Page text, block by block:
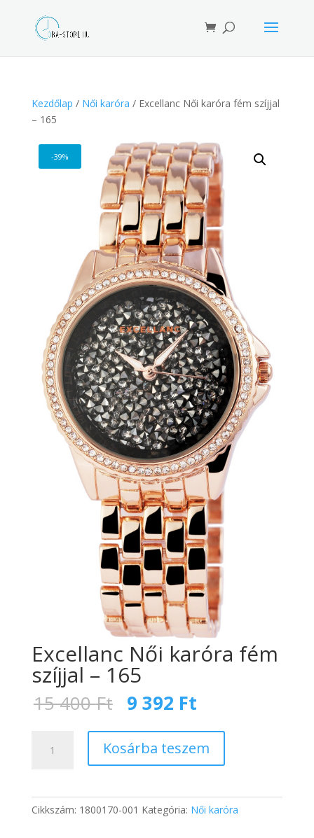
search
Kezdőlap / Női karóra / Excellanc Női karóra fém szíjjal
– 165
-39%
Excellanc Női karóra fém
szíjjal – 165
15 400Ft Original
price
was:
15
400 Ft.
9 392 Ft
is:
9
392 Ft.
Kosárba teszem
Cikkszám: 1800170-001 Kategória: Női karóra